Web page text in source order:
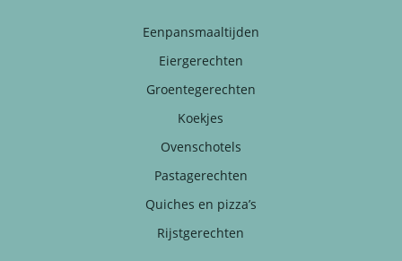
Eenpansmaaltijden
Eiergerechten
Groentegerechten
Koekjes
Ovenschotels
Pastagerechten
Quiches en pizza’s
Rijstgerechten